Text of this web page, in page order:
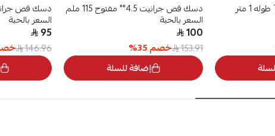
دسك قص جرانيت 4.5"" مفتوح 115 ملم
السعر بالحبة
100
153.91 خصم35
%
إضافة للسلة
السعر بالحبة
95
146.96